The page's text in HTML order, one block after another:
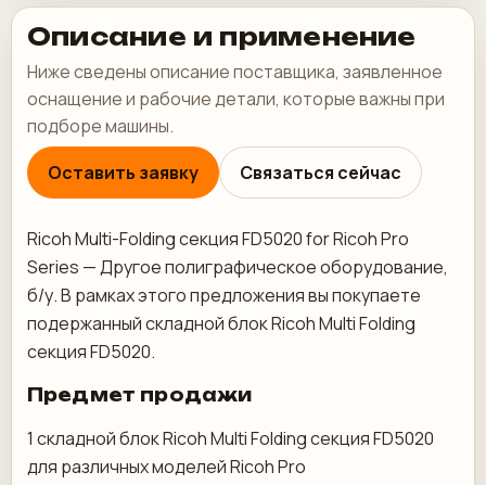
Описание и применение
Ниже сведены описание поставщика, заявленное
оснащение и рабочие детали, которые важны при
подборе машины.
Оставить заявку
Связаться сейчас
Ricoh Multi-Folding секция FD5020 for Ricoh Pro
Series — Другое полиграфическое оборудование,
б/у. В рамках этого предложения вы покупаете
подержанный складной блок Ricoh Multi Folding
секция FD5020.
Предмет продажи
1 складной блок Ricoh Multi Folding секция FD5020
для различных моделей Ricoh Pro